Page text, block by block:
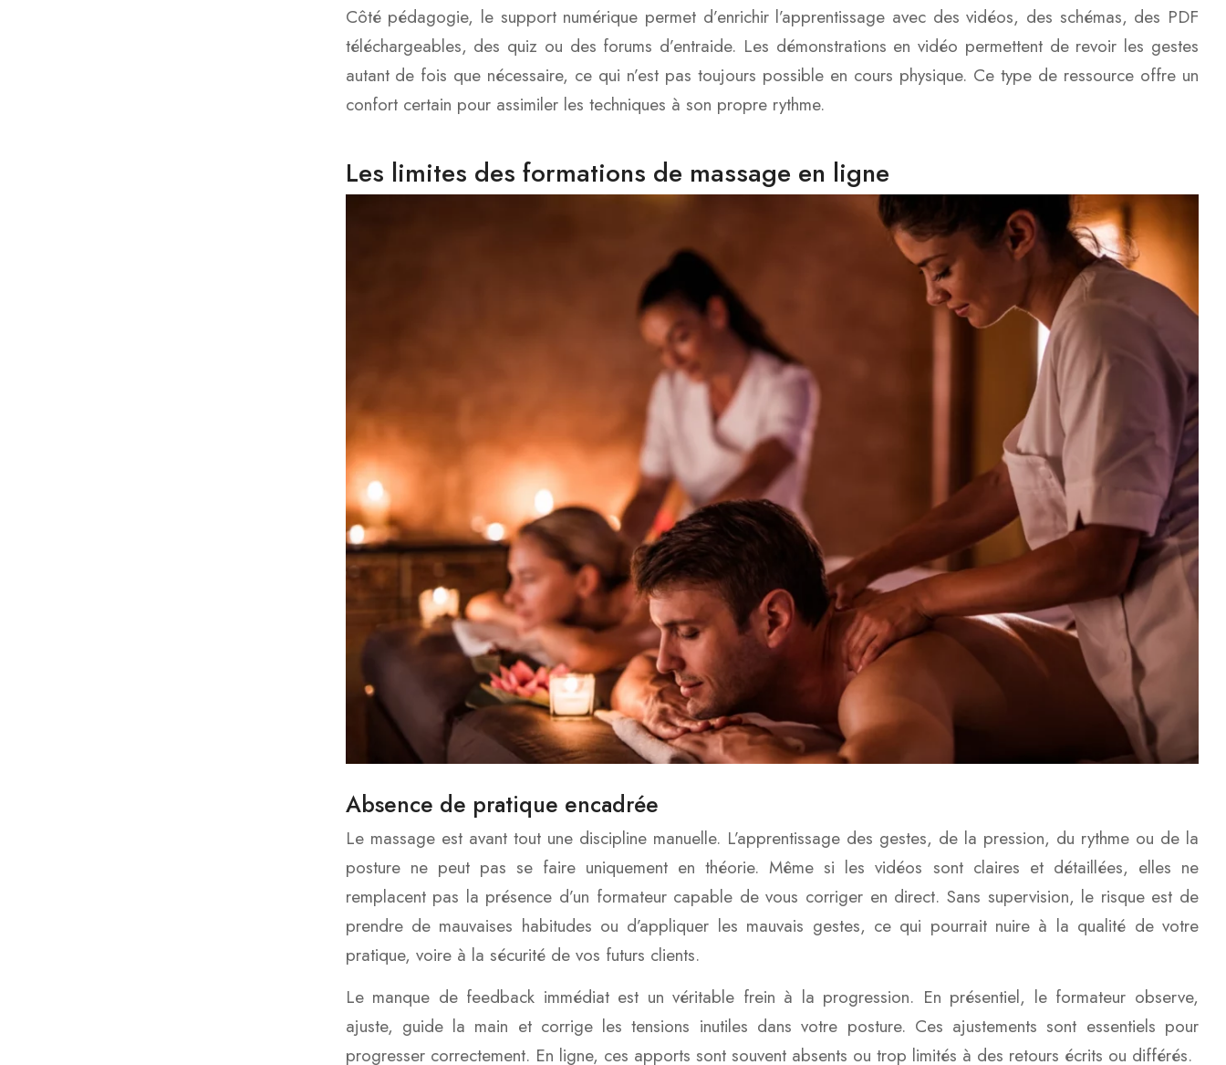
Côté pédagogie, le support numérique permet d’enrichir l’apprentissage avec des vidéos, des schémas, des PDF
téléchargeables, des quiz ou des forums d’entraide. Les démonstrations en vidéo permettent de revoir les gestes
autant de fois que nécessaire, ce qui n’est pas toujours possible en cours physique. Ce type de ressource offre un
confort certain pour assimiler les techniques à son propre rythme.
Les limites des formations de massage en ligne
Absence de pratique encadrée
Le massage est avant tout une discipline manuelle. L’apprentissage des gestes, de la pression, du rythme ou de la
posture ne peut pas se faire uniquement en théorie. Même si les vidéos sont claires et détaillées, elles ne
remplacent pas la présence d’un formateur capable de vous corriger en direct. Sans supervision, le risque est de
prendre de mauvaises habitudes ou d’appliquer les mauvais gestes, ce qui pourrait nuire à la qualité de votre
pratique, voire à la sécurité de vos futurs clients.
Le manque de feedback immédiat est un véritable frein à la progression. En présentiel, le formateur observe,
ajuste, guide la main et corrige les tensions inutiles dans votre posture. Ces ajustements sont essentiels pour
progresser correctement. En ligne, ces apports sont souvent absents ou trop limités à des retours écrits ou différés.